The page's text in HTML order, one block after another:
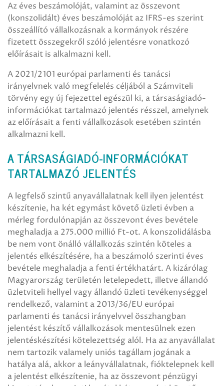
Az éves beszámolóját, valamint az összevont
(konszolidált) éves beszámolóját az IFRS-es szerint
összeállító vállalkozásnak a kormányok részére
fizetett összegekről szóló jelentésre vonatkozó
előírásait is alkalmazni kell.
A 2021/2101 európai parlamenti és tanácsi
irányelvnek való megfelelés céljából a Számviteli
törvény egy új fejezettel egészül ki, a társaságiadó-
információkat tartalmazó jelentés résszel, amelynek
az előírásait a fenti vállalkozások esetében szintén
alkalmazni kell.
A TÁRSASÁGIADÓ-INFORMÁCIÓKAT
TARTALMAZÓ JELENTÉS
A legfelső szintű anyavállalatnak kell ilyen jelentést
készítenie, ha két egymást követő üzleti évben a
mérleg fordulónapján az összevont éves bevétele
meghaladja a 275.000 millió Ft-ot. A konszolidálásba
be nem vont önálló vállalkozás szintén köteles a
jelentés elkészítésére, ha a beszámoló szerinti éves
bevétele meghaladja a fenti értékhatárt. A kizárólag
Magyarország területén letelepedett, illetve állandó
üzletviteli hellyel vagy állandó üzleti tevékenységgel
rendelkező, valamint a 2013/36/EU európai
parlamenti és tanácsi irányelvvel összhangban
jelentést készítő vállalkozások mentesülnek ezen
jelentéskészítési kötelezettség alól. Ha az anyavállalat
nem tartozik valamely uniós tagállam jogának a
hatálya alá, akkor a leányvállalatnak, fióktelepnek kell
a jelentést elkészítenie, ha az összevont pénzügyi